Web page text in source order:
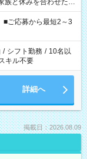
「できれば残業はし
ーク希望
と、もう1つのお仕事
は応募できません。
■ご応募から最短2～3
/ シフト勤務 / 10名以
キル不要
詳細へ
掲載日：2026.08.09